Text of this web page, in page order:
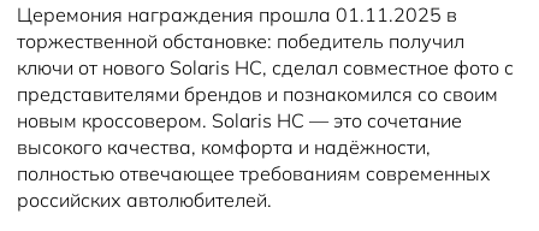
Церемония награждения прошла 01.11.2025 в
торжественной обстановке: победитель получил
ключи от нового Solaris HC, сделал совместное фото с
представителями брендов и познакомился со своим
новым кроссовером. Solaris HC — это сочетание
высокого качества, комфорта и надёжности,
полностью отвечающее требованиям современных
российских автолюбителей.